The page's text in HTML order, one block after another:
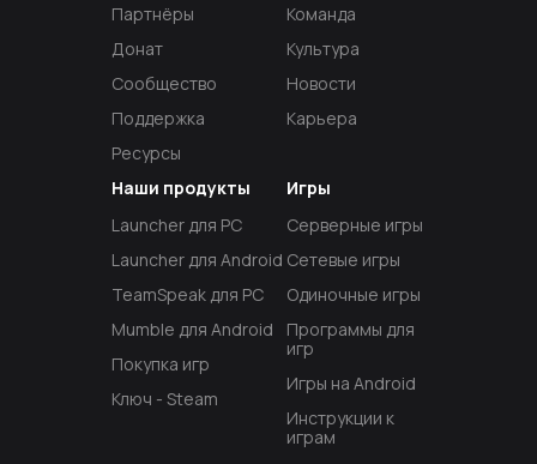
Партнёры
Донат
Сообщество
Поддержка
Ресурсы
Наши продукты
Launcher для PC
Launcher для Android
TeamSpeak для PC
Mumble для Android
Покупка игр
Ключ - Steam
Игры
Серверные игры
Сетевые игры
Одиночные игры
Программы для
игр
Игры на Android
Инструкции к
играм
Команда
Культура
Новости
Карьера